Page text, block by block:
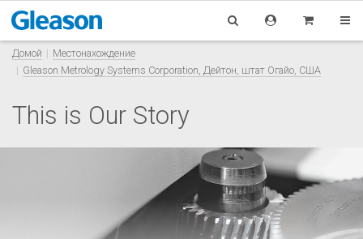
Домой
Местонахождение
Gleason Metrology Systems Corporation, Дейтон, штат Огайо, США
This is Our Story